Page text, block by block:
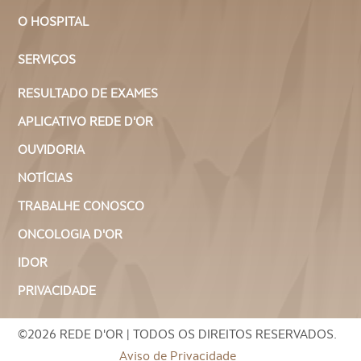
Mastologia Clínica?
O valor da consulta com um mastologista pode variar de
atendimento. Em média, os preços ficam entre R$ 200 e
O Ano Todo Rosa
O HOSPITAL
SERVIÇOS
RESULTADO DE EXAMES
APLICATIVO REDE D'OR
OUVIDORIA
NOTÍCIAS
TRABALHE CONOSCO
ONCOLOGIA D'OR
IDOR
PRIVACIDADE
©2026 REDE D'OR | TODOS OS DIREITOS RESERVADOS.
Aviso de Privacidade